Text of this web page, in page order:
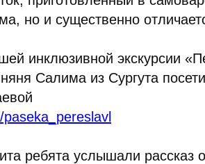
но и существенно
инклюзивной экскурсии
Салима из Сургута
ребята услышали рассказ